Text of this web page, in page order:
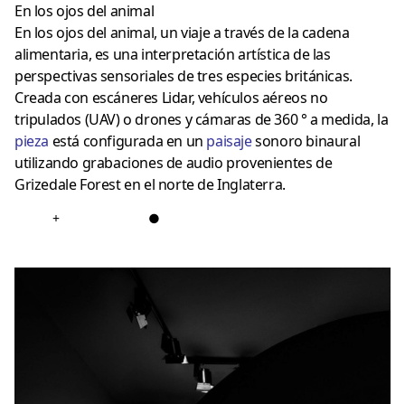
En los ojos del animal
En los ojos del animal, un viaje a través de la cadena
alimentaria, es una interpretación artística de las
perspectivas sensoriales de tres especies británicas.
Creada con escáneres Lidar, vehículos aéreos no
tripulados (UAV) o drones y cámaras de 360 ​​° a medida, la
pieza está configurada en un paisajesonoro binaural
utilizando grabaciones de audio provenientes de
Grizedale Forest en el norte de Inglaterra.
+ ●